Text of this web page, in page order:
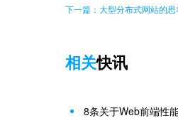
下一篇：大型分布式网站的
相关快讯
8条关于Web前端性